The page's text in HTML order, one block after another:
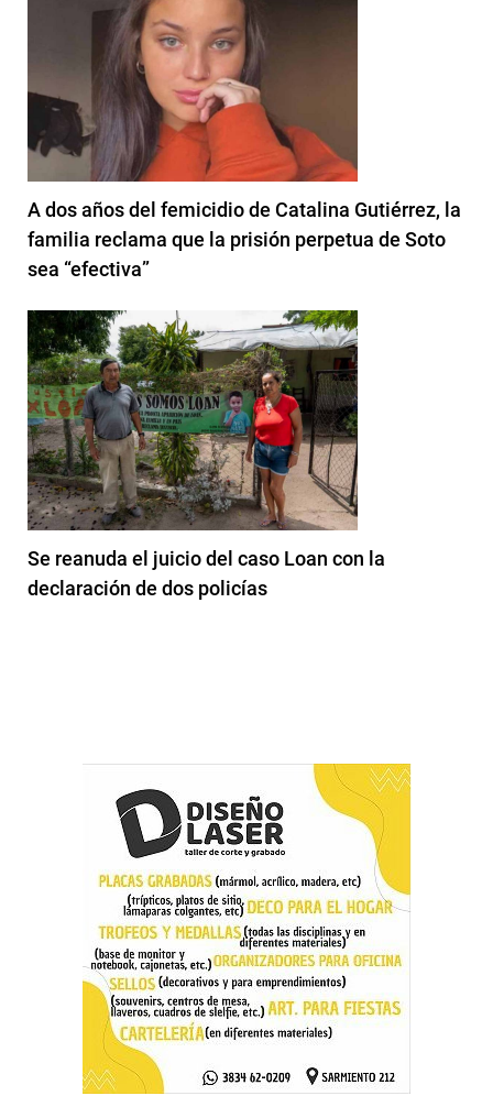
A dos años del femicidio de Catalina Gutiérrez, la
familia reclama que la prisión perpetua de Soto
sea “efectiva”
Se reanuda el juicio del caso Loan con la
declaración de dos policías